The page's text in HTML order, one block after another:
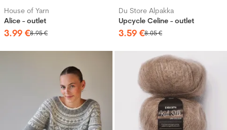
House of Yarn
Alice - outlet
3.99 €8.95€
Du Store Alpakka
Upcycle Celine - outlet
3.59 €8.05€